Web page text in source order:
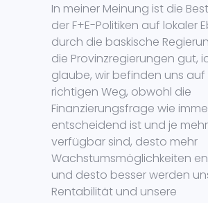
In meiner Meinung ist die
der F+E-Politiken auf lokaler
durch die baskische
die Provinzregierungen gut,
glaube, wir befinden uns
richtigen Weg, obwohl die
Finanzierungsfrage wie
entscheidend ist und je
verfügbar sind, desto mehr
Wachstumsmöglichkeiten
und desto besser werden
Rentabilität und unsere